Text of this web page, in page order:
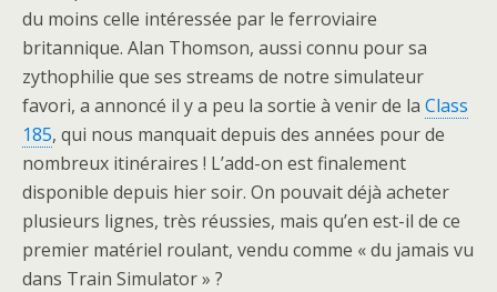
du moins celle intéressée par le ferroviaire
britannique. Alan Thomson, aussi connu pour sa
zythophilie que ses streams de notre simulateur
favori, a annoncé il y a peu la sortie à venir de la Class
185, qui nous manquait depuis des années pour de
nombreux itinéraires ! L’add-on est finalement
disponible depuis hier soir. On pouvait déjà acheter
plusieurs lignes, très réussies, mais qu’en est-il de ce
premier matériel roulant, vendu comme « du jamais vu
dans Train Simulator » ?